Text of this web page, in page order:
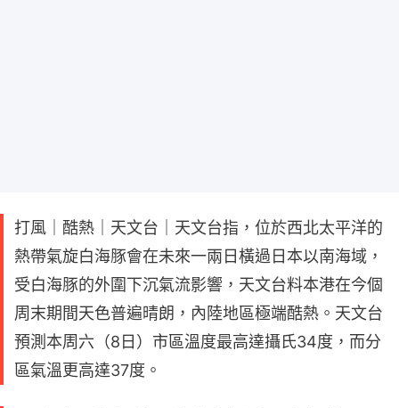
打風｜酷熱｜天文台｜天文台指，位於西北太平洋的
熱帶氣旋白海豚會在未來一兩日橫過日本以南海域，
受白海豚的外圍下沉氣流影響，天文台料本港在今個
周末期間天色普遍晴朗，內陸地區極端酷熱。天文台
預測本周六（8日）市區溫度最高達攝氏34度，而分
區氣溫更高達37度。